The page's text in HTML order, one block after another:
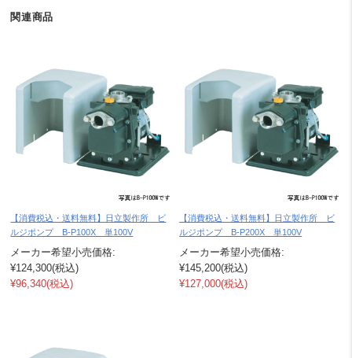
関連商品
【消費税込・送料無料】日立製作所 ビ
ルジポンプ B-P100X 単100V
メーカー希望小売価格:
¥124,300(税込)
¥96,340(税込)
【消費税込・送料無料】日立製作所 ビ
ルジポンプ B-P200X 単100V
メーカー希望小売価格:
¥145,200(税込)
¥127,000(税込)